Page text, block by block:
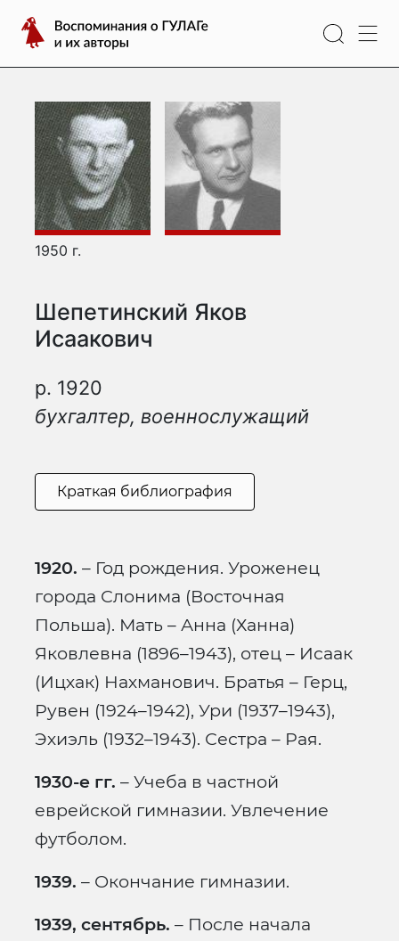
содержимому
Воспоминания
о
ГУЛАГе
их
авторы
Шепетинский Яков
Исаакович
р. 1920
бухгалтер, военнослужащий
1950 г.
Краткая библиография
1920. – Год рождения. Уроженец
города Слонима (Восточная
Польша). Мать – Анна (Ханна)
Яковлевна (1896–1943), отец – Исаак
(Ицхак) Нахманович. Братья – Герц,
Рувен (1924–1942), Ури (1937–1943),
Эхиэль (1932–1943). Сестра – Рая.
1930-е гг. – Учеба в частной
еврейской гимназии. Увлечение
футболом.
1939. – Окончание гимназии.
1939, сентябрь. – После начала